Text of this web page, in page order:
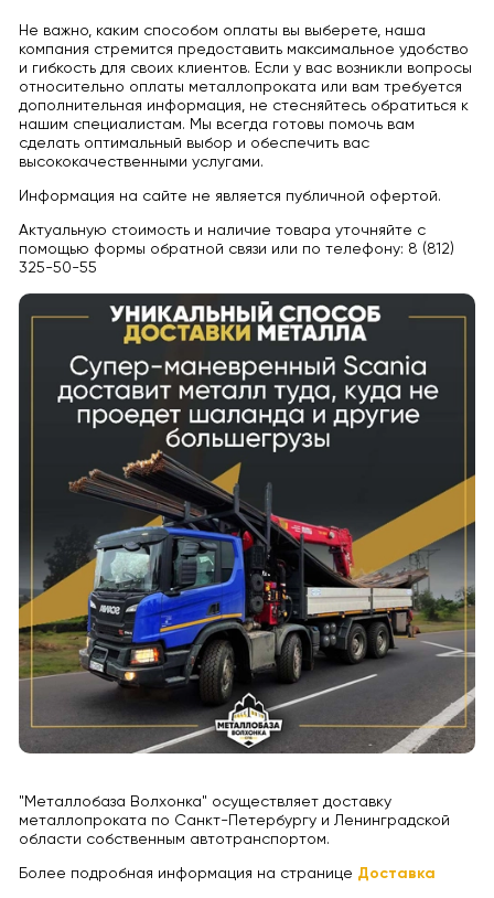
Не важно, каким способом оплаты вы выберете, наша
компания стремится предоставить максимальное удобство
и гибкость для своих клиентов. Если у вас возникли вопросы
относительно оплаты металлопроката или вам требуется
дополнительная информация, не стесняйтесь обратиться к
нашим специалистам. Мы всегда готовы помочь вам
сделать оптимальный выбор и обеспечить вас
высококачественными услугами.
Информация на сайте не является публичной офертой.
Актуальную стоимость и наличие товара уточняйте с
помощью формы обратной связи или по телефону: 8 (812)
325-50-55
"Металлобаза Волхонка" осуществляет доставку
металлопроката по Санкт-Петербургу и Ленинградской
области собственным автотранспортом.
Более подробная информация на странице Доставка